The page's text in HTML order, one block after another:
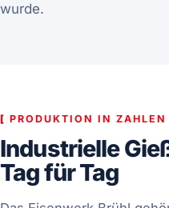
wurde.
[ PRODUKTION IN ZAHLEN
Industrielle
Tag für Tag